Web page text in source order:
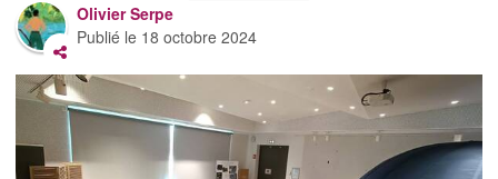
Olivier Serpe
Publié le 18 octobre 2024